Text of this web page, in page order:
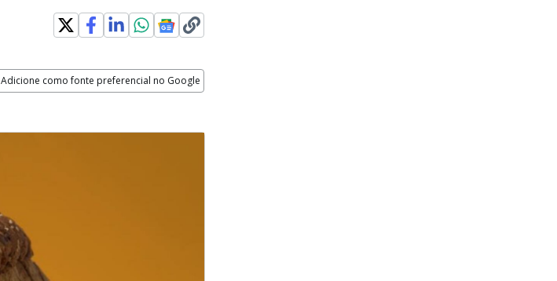
Adicione como fonte preferencial no Google